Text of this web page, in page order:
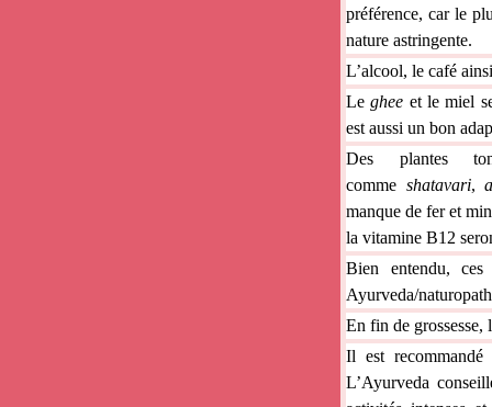
préférence, car le
nature astringente.
L’alcool, le café
Leghee et le miel
est aussi un bon
Des plantes
comme shatavari,
manque de fer et
la vitamine B12
Bien entendu,
Ayurveda/
En fin de grossesse,
Il est
L’Ayurveda